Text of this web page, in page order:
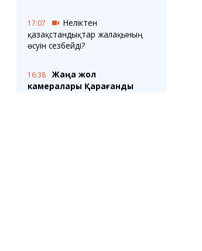
17:07
Неліктен
қазақстандықтар жалақының
өсуін сезбейді?
16:38
Жаңа жол
камералары Қарағанды